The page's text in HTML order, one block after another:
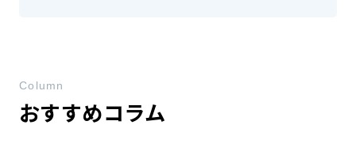
おすすめコラム
Column